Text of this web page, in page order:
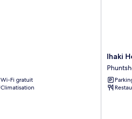
Wi-Fi gratuit
Climatisation
lhaki
Hotel
lhaki